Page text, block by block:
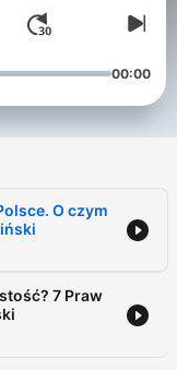
00:00
O czym
7 Praw